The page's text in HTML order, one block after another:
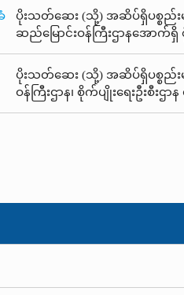
ပိုးသတ်ဆေး (သို့) အဆိပ်ရှိပစ္စည်း
ဆည်မြောင်းဝန်ကြီးဌာနအောက်ရှိ
ပိုးသတ်ဆေး (သို့) အဆိပ်ရှိပစ္စည်းမျ
ဝန်ကြီးဌာန၊ စိုက်ပျိုးရေးဦးစီးဌ